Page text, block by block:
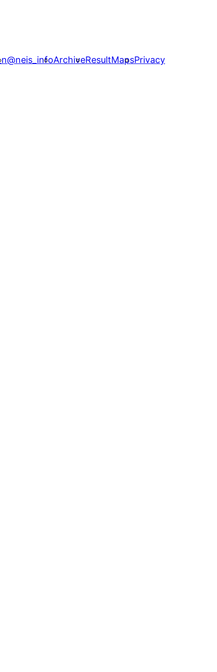
@neis_infoArchiveResultMapsPrivacy